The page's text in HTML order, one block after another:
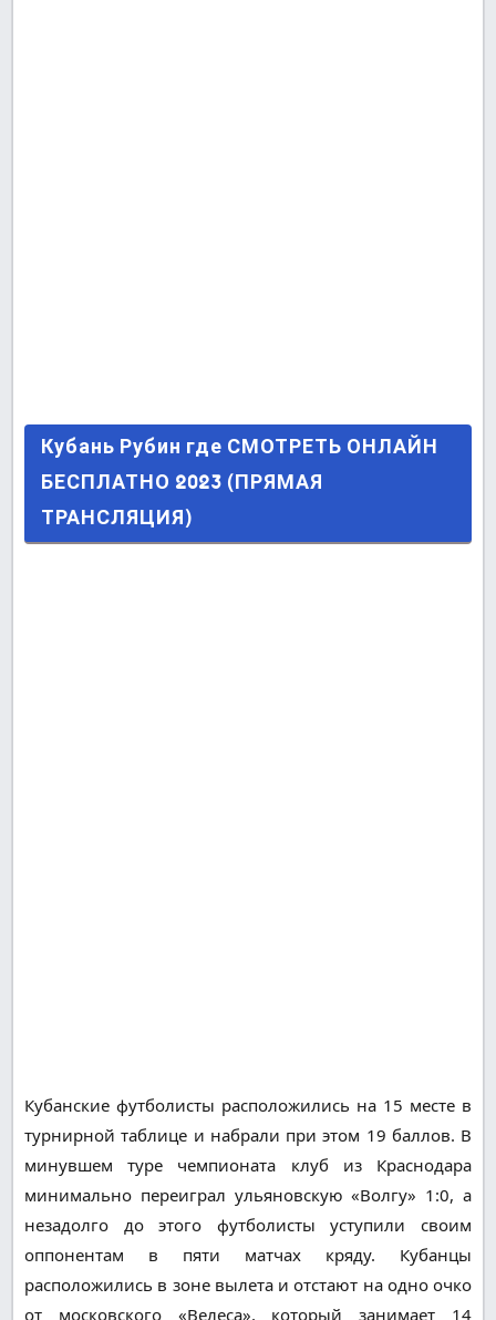
Кубань Рубин где СМОТРЕТЬ ОНЛАЙН
БЕСПЛАТНО 2023 (ПРЯМАЯ ТРАНСЛЯЦИЯ)
Кубань Рубин где СМОТРЕТЬ ОНЛАЙН
БЕСПЛАТНО 2023 (ПРЯМАЯ
ТРАНСЛЯЦИЯ)
Кубанские футболисты расположились на 15 месте в
турнирной таблице и набрали при этом 19 баллов. В
минувшем туре чемпионата клуб из Краснодара
минимально переиграл ульяновскую «Волгу» 1:0, а
незадолго до этого футболисты уступили своим
оппонентам в пяти матчах кряду. Кубанцы
расположились в зоне вылета и отстают на одно очко
от московского «Велеса», который занимает 14